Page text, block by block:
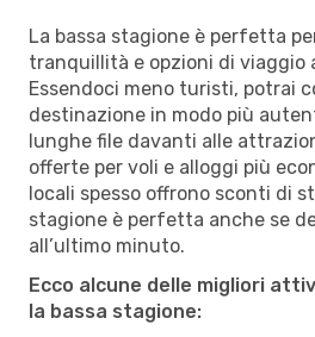
La bassa stagione è perfetta
tranquillità e opzioni di viaggio
Essendoci meno turisti, potrai
destinazione in modo più
lunghe file davanti alle
offerte per voli e alloggi più
locali spesso offrono sconti di
stagione è perfetta anche se
all’ultimo minuto.
Ecco alcune delle migliori
la bassa stagione: